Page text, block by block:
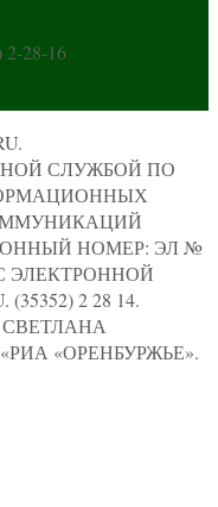
2-28-16
СЛУЖБОЙ ПО
НОМЕР: ЭЛ №
ЭЛЕКТРОННОЙ
2 28 14.
«ОРЕНБУРЖЬЕ».